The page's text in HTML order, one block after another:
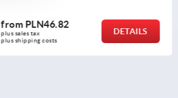
from PLN46.82
plus sales tax
plus shipping costs
DETAILS